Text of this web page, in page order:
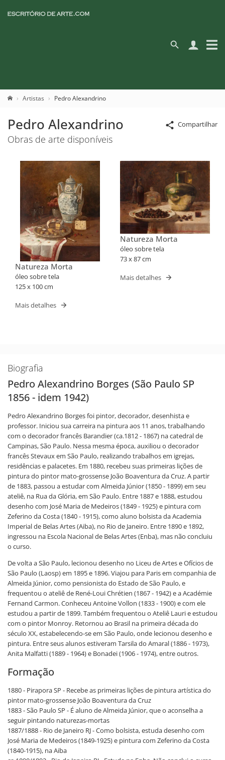
Artistas Pedro Alexandrino
Compartilhar
Pedro Alexandrino
Obras de arte disponíveis
Natureza Morta
óleo sobre tela
125 x 100 cm
Mais detalhes
Natureza Morta
óleo sobre tela
73 x 87 cm
Mais detalhes
Biografia
Pedro Alexandrino Borges (São Paulo SP
1856 - idem 1942)
Pedro Alexandrino Borges foi pintor, decorador, desenhista e
professor. Iniciou sua carreira na pintura aos 11 anos, trabalhando
com o decorador francês Barandier (ca.1812 - 1867) na catedral de
Campinas, São Paulo. Nessa mesma época, auxiliou o decorador
francês Stevaux em São Paulo, realizando trabalhos em igrejas,
residências e palacetes. Em 1880, recebeu suas primeiras lições de
pintura do pintor mato-grossense João Boaventura da Cruz. A partir
de 1883, passou a estudar com Almeida Júnior (1850 - 1899) em seu
ateliê, na Rua da Glória, em São Paulo. Entre 1887 e 1888, estudou
desenho com José Maria de Medeiros (1849 - 1925) e pintura com
Zeferino da Costa (1840 - 1915), como aluno bolsista da Academia
Imperial de Belas Artes (Aiba), no Rio de Janeiro. Entre 1890 e 1892,
ingressou na Escola Nacional de Belas Artes (Enba), mas não concluiu
o curso.
De volta a São Paulo, lecionou desenho no Liceu de Artes e Ofícios de
São Paulo (Laosp) em 1895 e 1896. Viajou para Paris em companhia de
Almeida Júnior, como pensionista do Estado de São Paulo, e
frequentou o ateliê de René-Loui Chrétien (1867 - 1942) e a Académie
Fernand Carmon. Conheceu Antoine Vollon (1833 - 1900) e com ele
estudou a partir de 1899. Também frequentou o Ateliê Lauri e estudou
com o pintor Monroy. Retornou ao Brasil na primeira década do
século XX, estabelecendo-se em São Paulo, onde lecionou desenho e
pintura. Entre seus alunos estiveram Tarsila do Amaral (1886 - 1973),
Anita Malfatti (1889 - 1964) e Bonadei (1906 - 1974), entre outros.
Formação
1880 - Pirapora SP - Recebe as primeiras lições de pintura artística do
pintor mato-grossense João Boaventura da Cruz
1883 - São Paulo SP - É aluno de Almeida Júnior, que o aconselha a
seguir pintando naturezas-mortas
1887/1888 - Rio de Janeiro RJ - Como bolsista, estuda desenho com
José Maria de Medeiros (1849-1925) e pintura com Zeferino da Costa
(1840-1915), na Aiba